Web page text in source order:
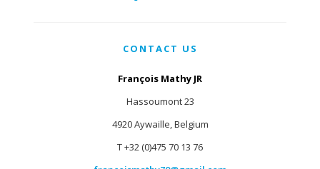
CONTACT US
François Mathy JR
Hassoumont 23
4920 Aywaille, Belgium
T +32 (0)475 70 13 76